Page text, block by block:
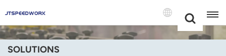
+86 -18681515767
SOLUTIONS